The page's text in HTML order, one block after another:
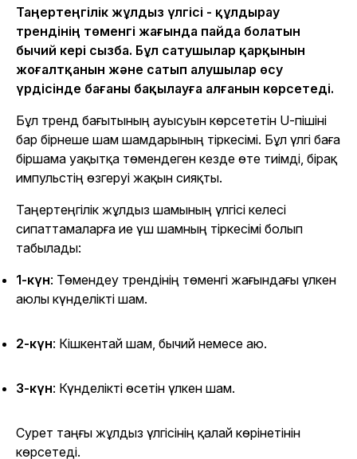
Таңертеңгілік жұлдыз үлгісі - құлдырау
трендінің төменгі жағында пайда болатын
бычий кері сызба. Бұл сатушылар қарқынын
жоғалтқанын және сатып алушылар өсу
үрдісінде бағаны бақылауға алғанын көрсетеді.
Бұл тренд бағытының ауысуын көрсететін U-пішіні
бар бірнеше шам шамдарының тіркесімі. Бұл үлгі баға
біршама уақытқа төмендеген кезде өте тиімді, бірақ
импульстің өзгеруі жақын сияқты.
Таңертеңгілік жұлдыз шамының үлгісі келесі
сипаттамаларға ие үш шамның тіркесімі болып
табылады:
1-күн: Төмендеу трендінің төменгі жағындағы үлкен
аюлы күнделікті шам.
2-күн: Кішкентай шам, бычий немесе аю.
3-күн: Күнделікті өсетін үлкен шам.
Сурет таңғы жұлдыз үлгісінің қалай көрінетінін
көрсетеді.